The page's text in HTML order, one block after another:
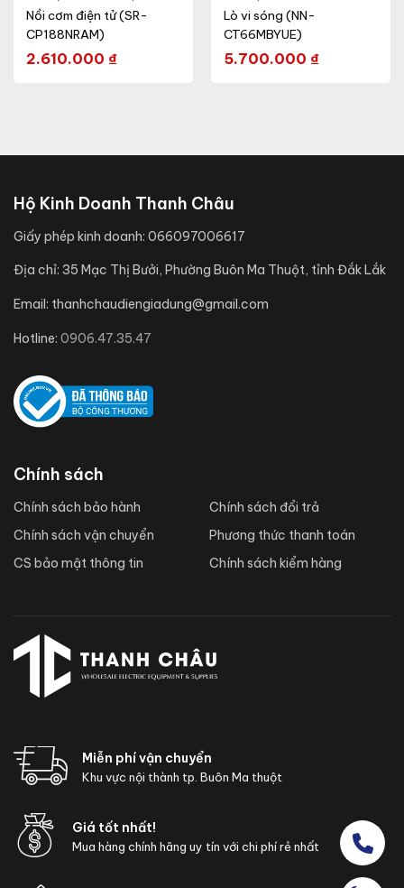
Nồi cơm điện tử (SR-
CP188NRAM)
2.610.000 ₫
Lò vi sóng (NN-
CT66MBYUE)
5.700.000 ₫
Hộ Kinh Doanh Thanh Châu
Giấy phép kinh doanh: 066097006617
Địa chỉ: 35 Mạc Thị Bưởi, Phường Buôn Ma Thuột, tỉnh Đắk Lắk
Email: thanhchaudiengiadung@gmail.com
Hotline: 0906.47.35.47
Chính sách
Chính sách bảo hành
Chính sách vận chuyển
CS bảo mật thông tin
Chính sách đổi trả
Phương thức thanh toán
Chính sách kiểm hàng
Miễn phí vận chuyển
Khu vực nội thành tp. Buôn Ma thuột
Giá tốt nhất!
Mua hàng chính hãng uy tín với chi phí rẻ nhất